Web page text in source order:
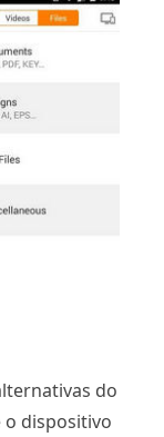
do
dispositivo